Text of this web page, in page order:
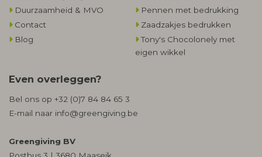
Duurzaamheid & MVO
Contact
Blog
Pennen met bedrukking
Zaadzakjes bedrukken
Tony's Chocolonely met
eigen wikkel
Even overleggen?
Bel ons op +32 (0)7 84 84 65 3
E-mail naar info@greengiving.be
Greengiving BV
Postbus 3 | 3680 Maaseik